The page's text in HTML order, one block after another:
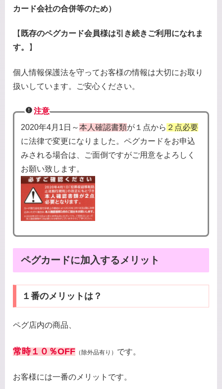
カード会社の合併等のため）
【 既存のペグカード会員様は引き続きご利用になれま
す。
】
個人情報保護法を守ってお客様の情報は大切にお取り
扱いしています。ご安心ください。
注意
2020年4月1日～本人確認書類が１点から ２点必要
に法律で変更になりました。ペグカードをお申込
みされる場合は、ご面倒ですがご用意をよろしく
お願い致します。
ペグカードに加入するメリット
１番のメリットは？
ペグ店内の商品、
常時１０％OFF （除外品有り ） です。
お客様には一番のメリットです。